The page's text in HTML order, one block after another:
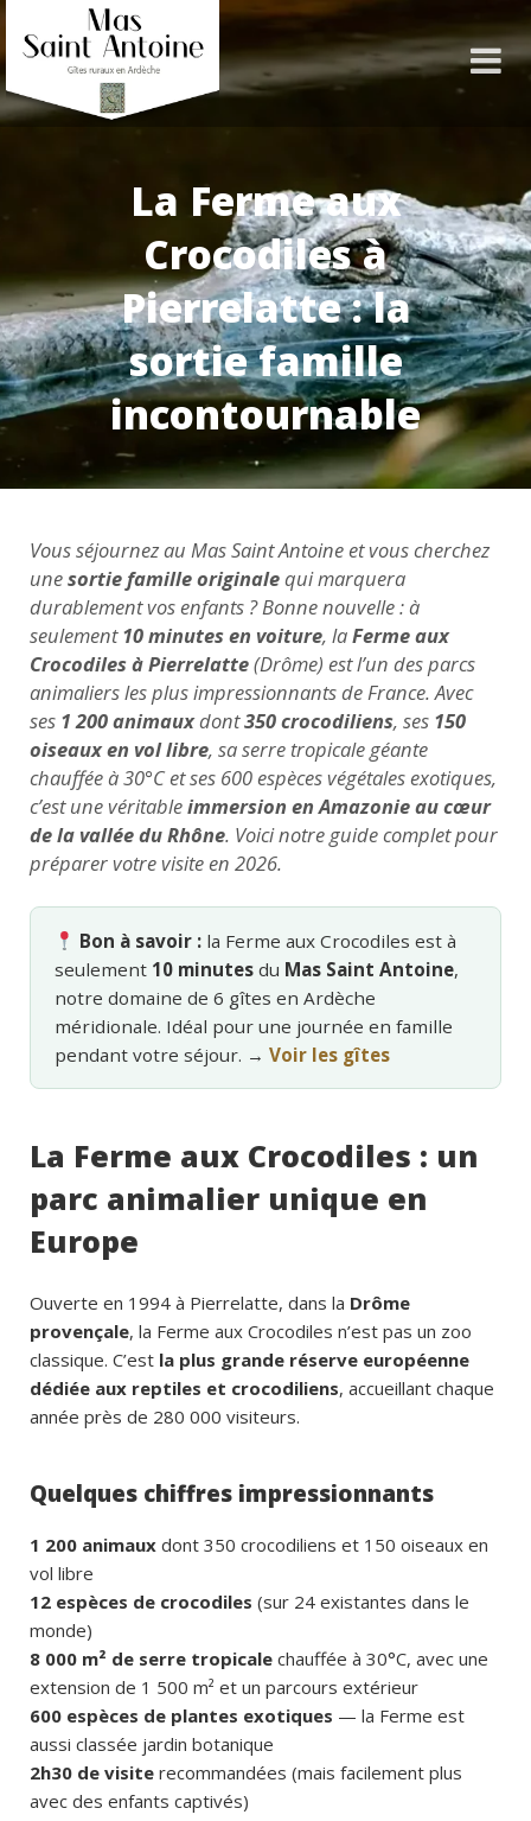
La Ferme aux
Crocodiles à
Pierrelatte : la
sortie famille
incontournable
Vous séjournez au Mas Saint Antoine et vous cherchez
unesortie famille originalequi marquera
durablement vos enfants ? Bonne nouvelle : à
seulement10 minutes en voiture, laFerme aux
Crocodiles à Pierrelatte(Drôme) est l’un des parcs
animaliers les plus impressionnants de France. Avec
ses 1 200 animauxdont350 crocodiliens, ses 150
oiseaux en vol libre, sa serre tropicale géante
chauffée à 30°C et ses 600 espèces végétales exotiques,
c’est une véritableimmersion en Amazonie au cœur
de la vallée du Rhône. Voici notre guide complet pour
préparer votre visite en 2026.
Bon à savoir : la Ferme aux Crocodiles est à
seulement 10 minutes du Mas Saint Antoine,
notre domaine de 6 gîtes en Ardèche
méridionale. Idéal pour une journée en famille
pendant votre séjour. → Voir les gîtes
La Ferme aux Crocodiles : un
parc animalier unique en
Europe
Ouverte en 1994 à Pierrelatte, dans la Drôme
provençale, la Ferme aux Crocodiles n’est pas un zoo
classique. C’est la plus grande réserve européenne
dédiée aux reptiles et crocodiliens, accueillant chaque
année près de 280 000 visiteurs.
Quelques chiffres impressionnants
1 200 animaux dont 350 crocodiliens et 150 oiseaux en
vol libre
12 espèces de crocodiles (sur 24 existantes dans le
monde)
8 000 m² de serre tropicale chauffée à 30°C, avec une
extension de 1 500 m² et un parcours extérieur
600 espèces de plantes exotiques — la Ferme est
aussi classée jardin botanique
2h30 de visite recommandées (mais facilement plus
avec des enfants captivés)